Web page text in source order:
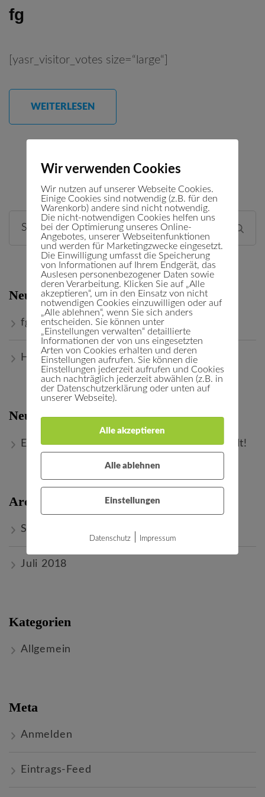
fg
[yasr_visitor_votes size=“large“]
WEITERLESEN
Suchen
nach:
Neueste Beiträge
fg
Hallo Welt!
Neueste Kommentare
Ein WordPress-KommentatorzuHallo Welt!
Archiv
September 2019
Juli 2018
Kategorien
Allgemein
Meta
Anmelden
Eintrags-Feed
Wir verwenden Cookies
Wir nutzen auf unserer Webseite Cookies.
Einige Cookies sind notwendig (z.B. für den
Warenkorb) andere sind nicht notwendig.
Die nicht-notwendigen Cookies helfen uns
bei der Optimierung unseres Online-
Angebotes, unserer Webseitenfunktionen
und werden für Marketingzwecke eingesetzt.
Die Einwilligung umfasst die Speicherung
von Informationen auf Ihrem Endgerät, das
Auslesen personenbezogener Daten sowie
deren Verarbeitung. Klicken Sie auf „Alle
akzeptieren“, um in den Einsatz von nicht
notwendigen Cookies einzuwilligen oder auf
„Alle ablehnen“, wenn Sie sich anders
entscheiden. Sie können unter
„Einstellungen verwalten“ detaillierte
Informationen der von uns eingesetzten
Arten von Cookies erhalten und deren
Einstellungen aufrufen. Sie können die
Einstellungen jederzeit aufrufen und Cookies
auch nachträglich jederzeit abwählen (z.B. in
der Datenschutzerklärung oder unten auf
unserer Webseite).
Alle akzeptieren
Alle ablehnen
Einstellungen
Datenschutz| Impressum